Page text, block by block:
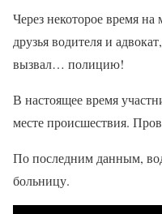
Через некоторое время
друзья водителя и
вызвал… полицию!
В настоящее время
месте происшествия.
По последним данным,
больницу.